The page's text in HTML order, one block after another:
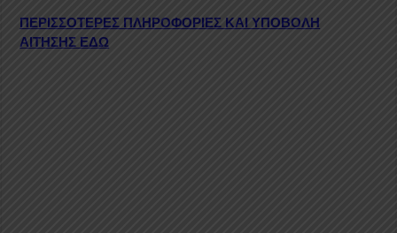
ΠΕΡΙΣΣΟΤΕΡΕΣ ΠΛΗΡΟΦΟΡΙΕΣ ΚΑΙ ΥΠΟΒΟΛΗ
ΑΙΤΗΣΗΣ ΕΔΩ